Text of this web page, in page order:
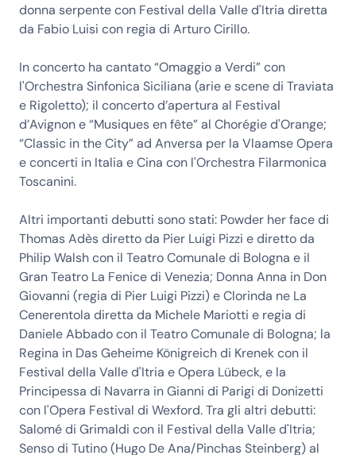
donna serpente con Festival della Valle d'Itria diretta
da Fabio Luisi con regia di Arturo Cirillo.
In concerto ha cantato “Omaggio a Verdi” con
l'Orchestra Sinfonica Siciliana (arie e scene di Traviata
e Rigoletto); il concerto d’apertura al Festival
d’Avignon e “Musiques en fête” al Chorégie d'Orange;
“Classic in the City” ad Anversa per la Vlaamse Opera
e concerti in Italia e Cina con l'Orchestra Filarmonica
Toscanini.
Altri importanti debutti sono stati: Powder her face di
Thomas Adès diretto da Pier Luigi Pizzi e diretto da
Philip Walsh con il Teatro Comunale di Bologna e il
Gran Teatro La Fenice di Venezia; Donna Anna in Don
Giovanni (regia di Pier Luigi Pizzi) e Clorinda ne La
Cenerentola diretta da Michele Mariotti e regia di
Daniele Abbado con il Teatro Comunale di Bologna; la
Regina in Das Geheime Königreich di Krenek con il
Festival della Valle d'Itria e Opera Lübeck, e la
Principessa di Navarra in Gianni di Parigi di Donizetti
con l'Opera Festival di Wexford. Tra gli altri debutti:
Salomé di Grimaldi con il Festival della Valle d'Itria;
Senso di Tutino (Hugo De Ana/Pinchas Steinberg) al